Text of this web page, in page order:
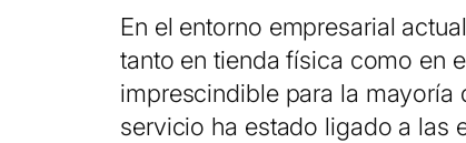
En el entorno empresarial
tanto en tienda física como en
imprescindible para la
servicio ha estado ligado a las